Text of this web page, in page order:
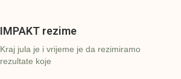
IMPAKT rezime
Kraj jula je i vrijeme je da rezimiramo
rezultate koje